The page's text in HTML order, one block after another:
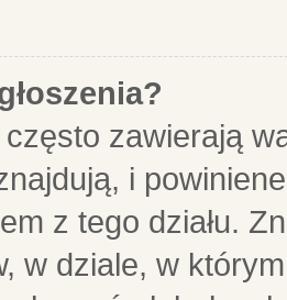
często zawierają
i
z tego działu.
w dziale, w